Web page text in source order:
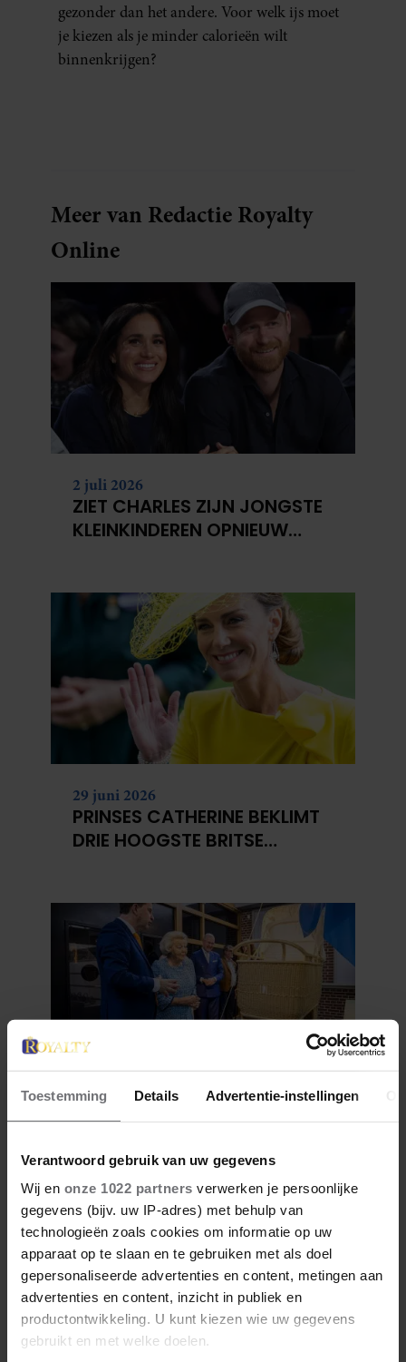
Toestemming Details Advertentie-instellingen
Verantwoord gebruik van uw gegevens
Wij en onze 1022 partners verwerken je persoonlijke
gegevens (bijv. uw IP-adres) met behulp van
technologieën zoals cookies om informatie op uw
apparaat op te slaan en te gebruiken met als doel
gepersonaliseerde advertenties en content, metingen aan
advertenties en content, inzicht in publiek en
productontwikkeling. U kunt kiezen wie uw gegevens
gebruikt en met welke doelen.
gezonder dan het andere. Voor welk ijs moet
je kiezen als je minder calorieën wilt
binnenkrijgen?
Meer van Redactie Royalty
Online
2 juli 2026
ZIET CHARLES ZIJN JONGSTE
KLEINKINDEREN OPNIEUW
29 juni 2026
PRINSES CATHERINE BEKLIMT
DRIE HOOGSTE BRITSE
12 juni 2026
BIJZONDER: PRINSES BEATRIX
ZIET NA 88 JAAR HAAR
VERDWENEN WIEG TERUG